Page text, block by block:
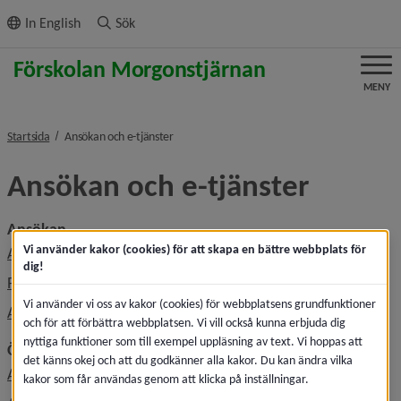
innehållet
In English Sök
MENY
Startsida Ansökan och e-tjänsternivå i brödsmulenavigeringen
Ansökan och e-tjänster
Ansökan
Ansöka om plats
Platserbjudande i förskola
Avsluta plats, säga upp plats
Övrigt
Anmäl frånvaro i förskolan
Vi använder kakor (cookies) för att skapa en bättre webbplats för
dig!
Vi använder vi oss av kakor (cookies) för webbplatsens grundfunktioner
och för att förbättra webbplatsen. Vi vill också kunna erbjuda dig
nyttiga funktioner som till exempel uppläsning av text. Vi hoppas att
det känns okej och att du godkänner alla kakor. Du kan ändra vilka
kakor som får användas genom att klicka på inställningar.